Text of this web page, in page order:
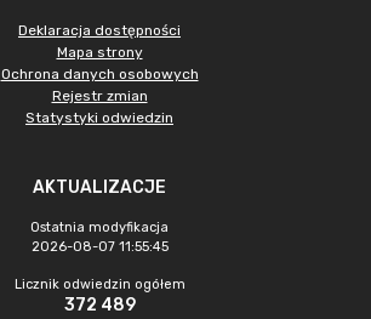
Deklaracja dostępności
Mapa strony
Ochrona danych osobowych
Rejestr zmian
Statystyki odwiedzin
AKTUALIZACJE
Ostatnia modyfikacja
2026-08-07 11:55:45
Licznik odwiedzin ogółem
372 489